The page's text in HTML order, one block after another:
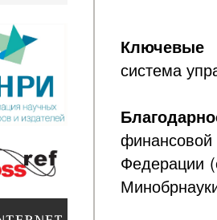
Ключевые
система
Федерации